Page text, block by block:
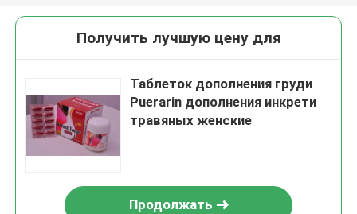
Получить лучшую цену для
Таблеток дополнения груди
Puerarin дополнения инкрети
травяных женские
Продолжать